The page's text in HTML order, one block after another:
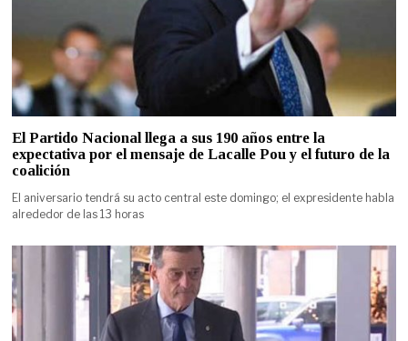
El Partido Nacional llega a sus 190 años entre la
expectativa por el mensaje de Lacalle Pou y el futuro de la
coalición
El aniversario tendrá su acto central este domingo; el expresidente habla
alrededor de las 13 horas